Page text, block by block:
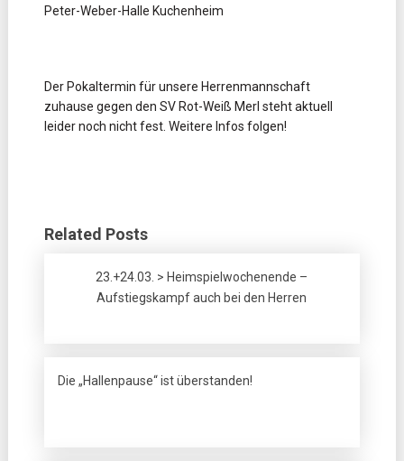
Peter-Weber-Halle Kuchenheim
Der Pokaltermin für unsere Herrenmannschaft
zuhause gegen den SV Rot-Weiß Merl steht aktuell
leider noch nicht fest. Weitere Infos folgen!
Related Posts
23.+24.03. > Heimspielwochenende –
Aufstiegskampf auch bei den Herren
Die „Hallenpause“ ist überstanden!